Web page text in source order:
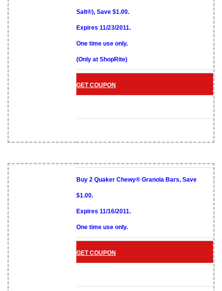
Salt®), Save $1.00.
Expires 11/23/2011.
One time use only.
(Only at ShopRite)
GET COUPON
Buy 2 Quaker Chewy® Granola Bars, Save
$1.00.
Expires 11/16/2011.
One time use only.
GET COUPON